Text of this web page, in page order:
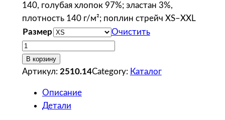
140, голубая хлопок 97%; эластан 3%,
плотность 140 г/м²; поплин стрейч XS–XXL
Размер
Очистить
К
о
л
В корзину
Артикул: 2510.14Category: Каталог
Описание
Детали